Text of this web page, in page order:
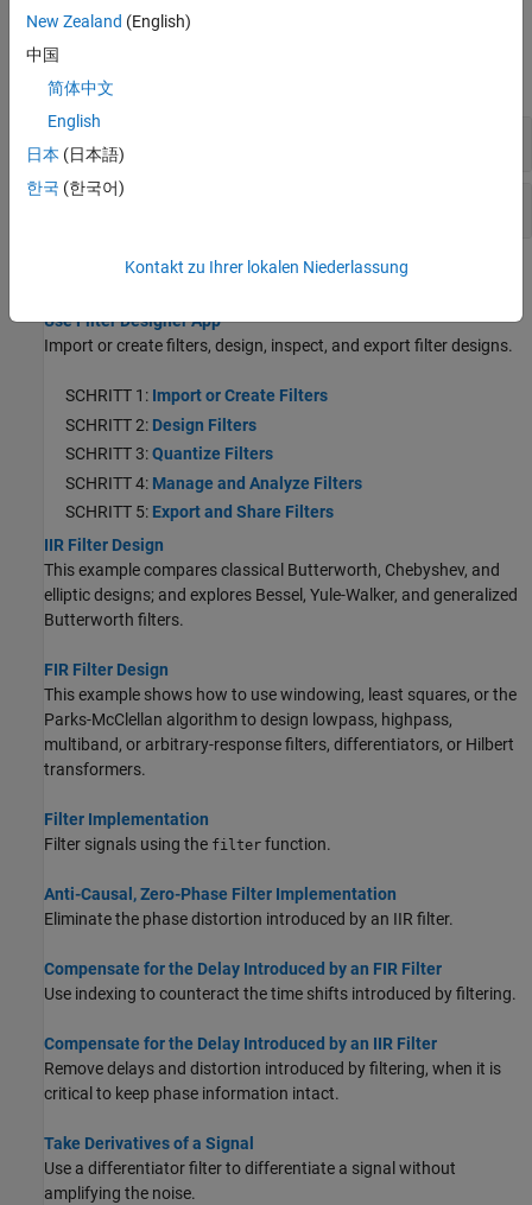
Filterverhalten
alle erweitern
IIR-Verhalten
Themen
Use Filter Designer App
Import or create filters, design, inspect, and export filter designs.
SCHRITT 1: Import or Create Filters
SCHRITT 2: Design Filters
SCHRITT 3:Quantize Filters
SCHRITT 4: Manage and Analyze Filters
SCHRITT 5: Export and Share Filters
IIR Filter Design
This example compares classical Butterworth, Chebyshev, and
elliptic designs; and explores Bessel, Yule-Walker, and generalized
Butterworth filters.
FIR Filter Design
This example shows how to use windowing, least squares, or the
Parks-McClellan algorithm to design lowpass, highpass,
multiband, or arbitrary-response filters, differentiators, or Hilbert
transformers.
Filter Implementation
Filter signals using the filter function.
Anti-Causal, Zero-Phase Filter Implementation
Eliminate the phase distortion introduced by an IIR filter.
Compensate for the Delay Introduced by an FIR Filter
Use indexing to counteract the time shifts introduced by filtering.
Compensate for the Delay Introduced by an IIR Filter
Remove delays and distortion introduced by filtering, when it is
critical to keep phase information intact.
Take Derivatives of a Signal
Use a differentiator filter to differentiate a signal without
amplifying the noise.
New Zealand (English)
中国
简体中文
English
日本 (日本語)
한국 (한국어)
Kontakt zu Ihrer lokalen Niederlassung